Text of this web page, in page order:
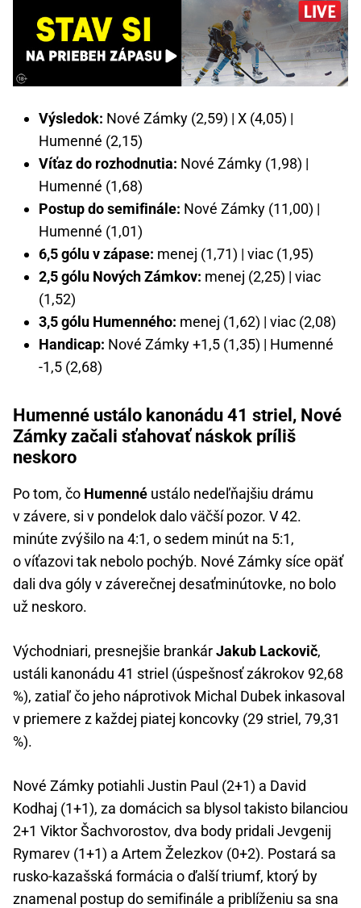
Výsledok: Nové Zámky (2,59) | X (4,05) |
Humenné (2,15)
Víťaz do rozhodnutia: Nové Zámky (1,98) |
Humenné (1,68)
Postup do semifinále: Nové Zámky (11,00) |
Humenné (1,01)
6,5 gólu v zápase: menej (1,71) | viac (1,95)
2,5 gólu Nových Zámkov: menej (2,25) | viac
(1,52)
3,5 gólu Humenného: menej (1,62) | viac (2,08)
Handicap: Nové Zámky +1,5 (1,35) | Humenné
-1,5 (2,68)
Humenné ustálo kanonádu 41 striel, Nové
Zámky začali sťahovať náskok príliš
neskoro
Po tom, čo Humenné ustálo nedeľňajšiu drámu
v závere, si v pondelok dalo väčší pozor. V 42.
minúte zvýšilo na 4:1, o sedem minút na 5:1,
o víťazovi tak nebolo pochýb. Nové Zámky síce opäť
dali dva góly v záverečnej desaťminútovke, no bolo
už neskoro.
Východniari, presnejšie brankárJakub Lackovič,
ustáli kanonádu 41 striel (úspešnosť zákrokov 92,68
%), zatiaľ čo jeho náprotivok Michal Dubek inkasoval
v priemere z každej piatej koncovky (29 striel, 79,31
%).
Nové Zámky potiahli Justin Paul (2+1) a David
Kodhaj (1+1), za domácich sa blysol takisto bilanciou
2+1 Viktor Šachvorostov, dva body pridali Jevgenij
Rymarev (1+1) a Artem Železkov (0+2). Postará sa
rusko-kazašská formácia o ďalší triumf, ktorý by
znamenal postup do semifinále a priblíženiu sa sna